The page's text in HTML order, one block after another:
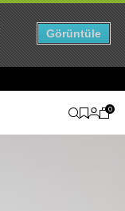
0
Görüntüle